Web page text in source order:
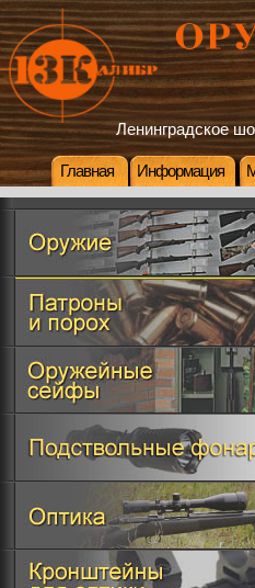
Ленинградское
Главная Информация